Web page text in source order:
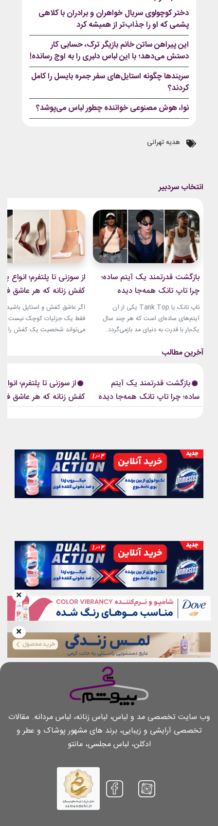
وب سایت تخصصی مد و لباس، لباس زنانه، لباس مردانه. مقالات
تخصصی آرایشی و زیبایی، برند های مشهور پوشاک و عطر و
ادکلن، لباس مجلسی، مانتو